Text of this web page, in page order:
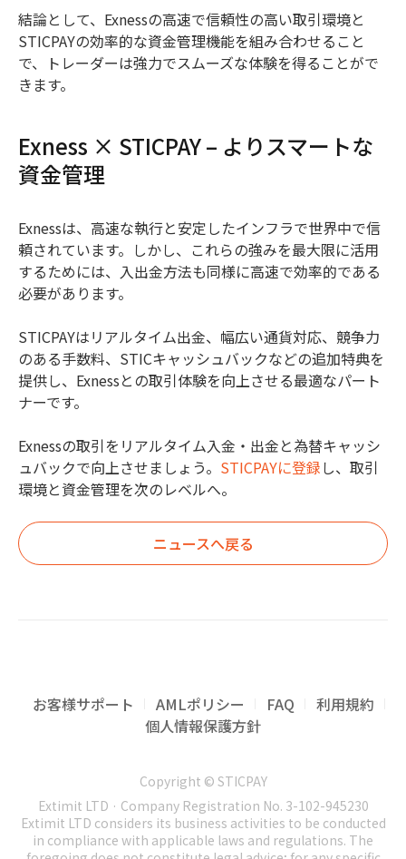
結論として、Exnessの高速で信頼性の高い取引環境と
STICPAYの効率的な資金管理機能を組み合わせること
で、トレーダーは強力でスムーズな体験を得ることがで
きます。
Exness × STICPAY – よりスマートな
資金管理
Exnessは、高速な執行と安定したインフラで世界中で信
頼されています。しかし、これらの強みを最大限に活用
するためには、入出金方法も同様に高速で効率的である
必要があります。
STICPAYはリアルタイム出金、幅広い通貨対応、競争力
のある手数料、STICキャッシュバックなどの追加特典を
提供し、Exnessとの取引体験を向上させる最適なパート
ナーです。
Exnessの取引をリアルタイム入金・出金と為替キャッシ
ュバックで向上させましょう。 STICPAYに登録し、取引
環境と資金管理を次のレベルへ。
ニュースへ戻る
お客様サポート AMLポリシー FAQ
利用規約
個人情報保護方針
Copyright © STICPAY
Extimit LTD · Company Registration No. 3-102-945230
Extimit LTD considers its business activities to be conducted
in compliance with applicable laws and regulations. The